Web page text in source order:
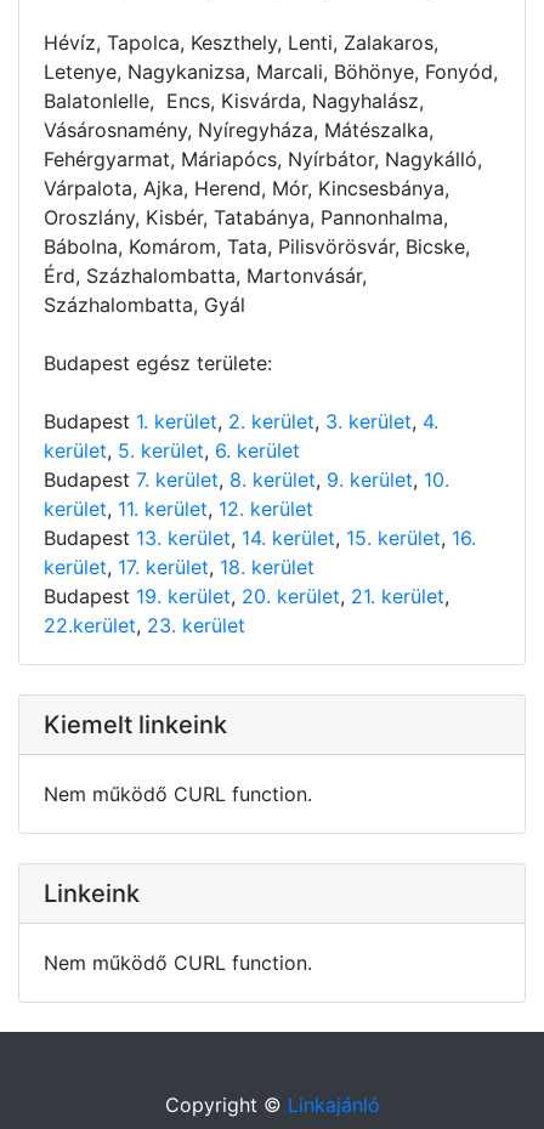
Hévíz, Tapolca, Keszthely, Lenti, Zalakaros,
Letenye, Nagykanizsa, Marcali, Böhönye, Fonyód,
Balatonlelle, Encs, Kisvárda, Nagyhalász,
Vásárosnamény, Nyíregyháza, Mátészalka,
Fehérgyarmat, Máriapócs, Nyírbátor, Nagykálló,
Várpalota, Ajka, Herend, Mór, Kincsesbánya,
Oroszlány, Kisbér, Tatabánya, Pannonhalma,
Bábolna, Komárom, Tata, Pilisvörösvár, Bicske,
Érd, Százhalombatta, Martonvásár,
Százhalombatta, Gyál
Budapest egész területe:
Budapest 1. kerület, 2. kerület, 3. kerület, 4.
kerület, 5. kerület, 6. kerület
Budapest 7. kerület, 8. kerület, 9. kerület, 10.
kerület, 11. kerület, 12. kerület
Budapest 13. kerület, 14. kerület, 15. kerület, 16.
kerület, 17. kerület, 18. kerület
Budapest 19. kerület, 20. kerület, 21. kerület,
22.kerület, 23. kerület
Kiemelt linkeink
Nem működő CURL function.
Linkeink
Nem működő CURL function.
Copyright © Linkajánló